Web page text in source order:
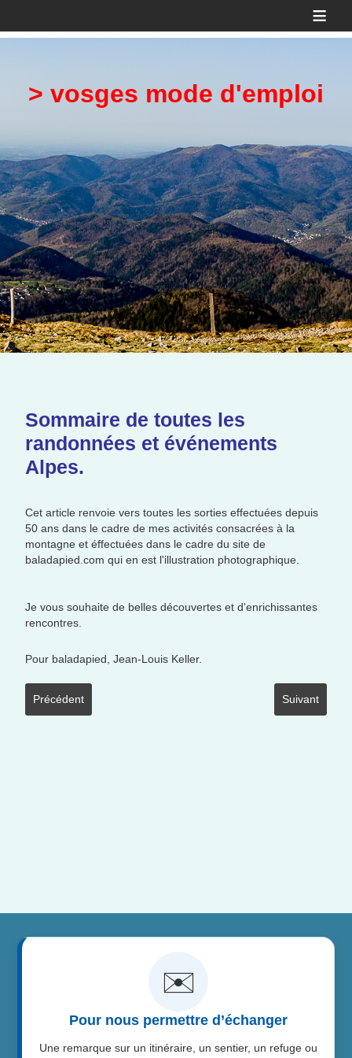
≡
> vosges mode d'emploi
Sommaire de toutes les
randonnées et événements
Alpes.
Cet article renvoie vers toutes les sorties effectuées depuis
50 ans dans le cadre de mes activités consacrées à la
montagne et éffectuées dans le cadre du site de
baladapied.com qui en est l'illustration photographique.
Je vous souhaite de belles découvertes et d'enrichissantes
rencontres.
Pour baladapied, Jean-Louis Keller.
Article précédent : trv 00 avant propos def
Précédent Article
Suivant
✉️
Pour nous permettre d’échanger
Une remarque sur un itinéraire, un sentier, un refuge ou